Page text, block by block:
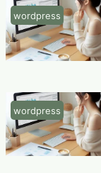
wordpress
wordpress